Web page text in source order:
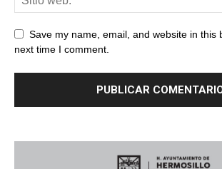
Save my name, email, and website in this
next time I comment.